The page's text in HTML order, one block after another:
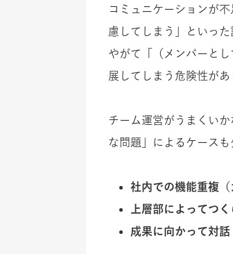
コミュニケーションが
慮してしまう」といっ
やがて「（メンバーと
展してしまう危険性があ
チーム運営がうまくい
な問題」によるケースも
社内での機能重複（
上層部によってつ
成果に向かって対話